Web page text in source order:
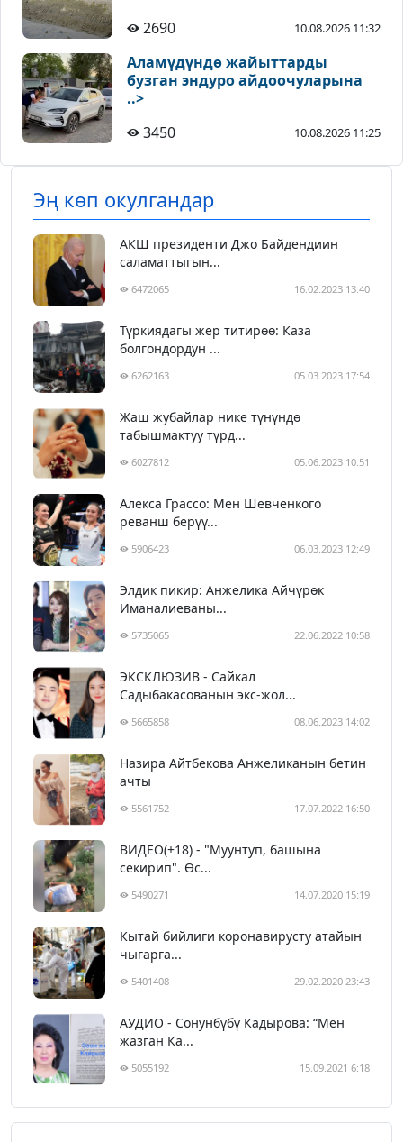
2690 10.08.2026 11:32
Аламүдүндө жайыттарды
бузган эндуро айдоочуларына
..>
3450
10.08.2026 11:25
Эң көп окулгандар
АКШ президенти Джо Байдендиин
саламаттыгын...
6472065 16.02.2023 13:40
Түркиядагы жер титирөө: Каза
болгондордун ...
6262163 05.03.2023 17:54
Жаш жубайлар нике түнүндө
табышмактуу түрд...
6027812 05.06.2023 10:51
Алекса Грассо: Мен Шевченкого
реванш берүү...
5906423 06.03.2023 12:49
Элдик пикир: Анжелика Айчүрөк
Иманалиеваны...
5735065 22.06.2022 10:58
ЭКСКЛЮЗИВ - Сайкал
Садыбакасованын экс-жол...
5665858 08.06.2023 14:02
Назира Айтбекова Анжеликанын бетин
ачты
5561752 17.07.2022 16:50
ВИДЕО(+18) - "Муунтуп, башына
секирип". Өс...
5490271 14.07.2020 15:19
Кытай бийлиги коронавирусту атайын
чыгарга...
5401408 29.02.2020 23:43
АУДИО - Сонунбүбү Кадырова: “Мен
жазган Ка...
5055192 15.09.2021 6:18